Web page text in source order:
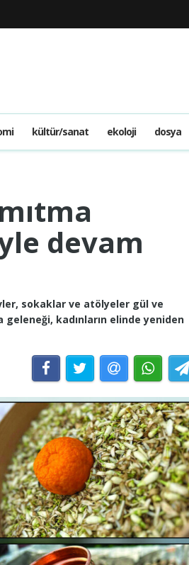
kültür/sanat ekoloji dosya
devam
sokaklar ve atölyeler gül ve
kadınların elinde yeniden